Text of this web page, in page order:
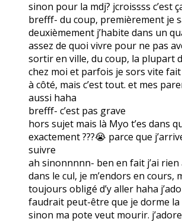
sinon pour la mdj? jcroissss c’est
brefff- du coup, premièrement je
deuxièmement j’habite dans un
assez de quoi vivre pour ne pas
sortir en ville, du coup, la plupart
chez moi et parfois je sors vite fait
à côté, mais c’est tout. et mes
aussi haha
brefff- c’est pas grave
hors sujet mais là Myo t’es dans
exactement ???😭 parce que
suivre
ah sinonnnnn- ben en fait j’ai rien
dans le cul, je m’endors en cours,
toujours obligé d’y aller haha
faudrait peut-être que je dorme la
sinon ma pote veut mourir.